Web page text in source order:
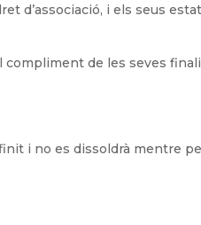
d’associació, i els seus
compliment de les seves
i no es dissoldrà mentre